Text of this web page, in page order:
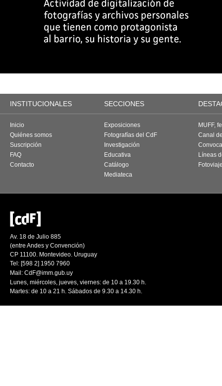
INSTITUCIONALES SECCIONES
Inicio
Quiénes somos
Suscripción
FAQ
Contacto
Exposiciones
Fotografías del CdF
Investigación
Educativa
Catálogo
Mediateca
MUFF,
Canal
Líneas
Av. 18 de Julio 885
(entre Andes y Convención)
CP 11100. Montevideo. Uruguay
Tel: [598 2] 1950 7960
Mail: CdF@imm.gub.uy
Lunes, miércoles, jueves, viernes: de 10 a 19.30 h.
Martes: de 10 a 21 h. Sábados de 9.30 a 14.30 h.